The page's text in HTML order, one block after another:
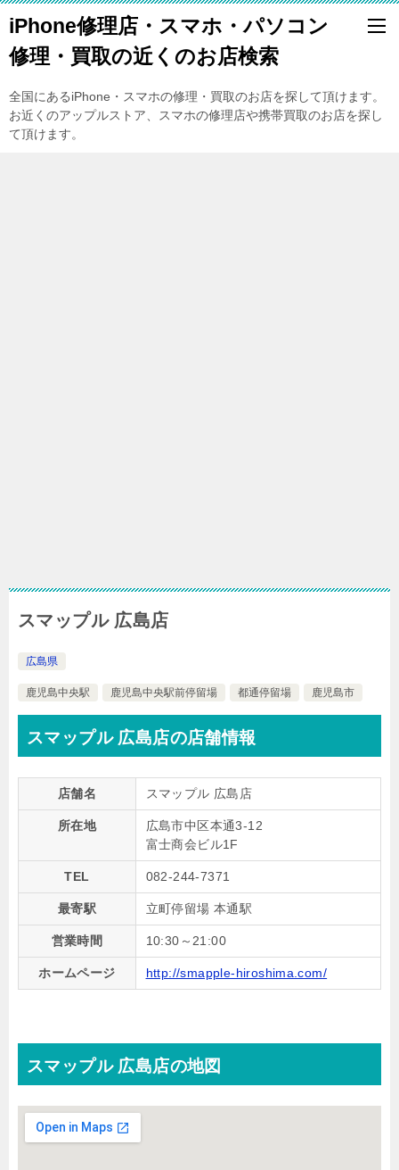
iPhone修理店・スマホ・パソコン
修理・買取の近くのお店検索
全国にあるiPhone・スマホの修理・買取のお店を探して頂けます。
お近くのアップルストア、スマホの修理店や携帯買取のお店を探し
て頂けます。
スマップル 広島店
広島県
鹿児島中央駅 鹿児島中央駅前停留場 都通停留場 鹿児島市
スマップル 広島店の店舗情報
店舗名 スマップル 広島店
所在地
広島市中区本通3-12
富士商会ビル1F
TEL 082-244-7371
最寄駅 立町停留場 本通駅
営業時間 10:30～21:00
ホームページ http://smapple-hiroshima.com/
スマップル 広島店の地図